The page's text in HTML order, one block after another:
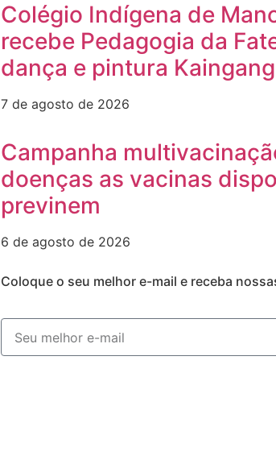
Colégio Indígena de
recebe Pedagogia da
dança e pintura Kaingang
7 de agosto de 2026
Campanha
doenças as vacinas
previnem
6 de agosto de 2026
Coloque o seu melhor e-mail e receba